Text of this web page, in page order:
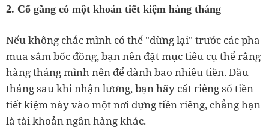
2. Cố gắng có một khoản tiết kiệm hàng tháng
Nếu không chắc mình có thể "dừng lại" trước các pha
mua sắm bốc đồng, bạn nên đặt mục tiêu cụ thể rằng
hàng tháng mình nên để dành bao nhiêu tiền. Đầu
tháng sau khi nhận lương, bạn hãy cất riêng số tiền
tiết kiệm này vào một nơi đựng tiền riêng, chẳng hạn
là tài khoản ngân hàng khác.